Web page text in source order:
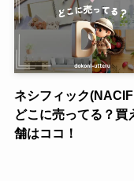
ネシフィック
どこに売ってる？買
舗はココ！